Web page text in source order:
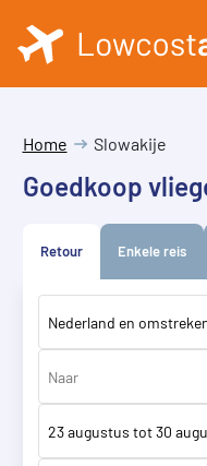
Home Slowakije
Goedkoop
Retour Enkele reis